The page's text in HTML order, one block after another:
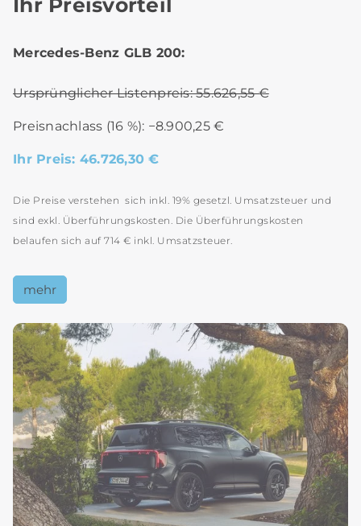
Ihr Preisvorteil
Mercedes-Benz GLB 200:
Ursprünglicher Listenpreis: 55.626,55 €
Preisnachlass (16 %): −8.900,25 €
Ihr Preis: 46.726,30 €
Die Preise verstehen sich inkl. 19% gesetzl. Umsatzsteuer und
sind exkl. Überführungskosten. Die Überführungskosten
belaufen sich auf 714 € inkl. Umsatzsteuer.
mehr